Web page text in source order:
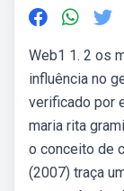
Web1 1. 2 os
influência no
verificado por
maria rita
o conceito de
(2007) traça